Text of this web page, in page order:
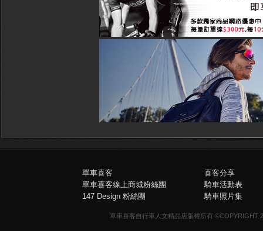
單車喜客
單車喜客線上商城粉絲團
147 Design 粉絲團
喜客分享
騎車活動表
騎車照片集
單車喜客自行車人文精品店版權所有